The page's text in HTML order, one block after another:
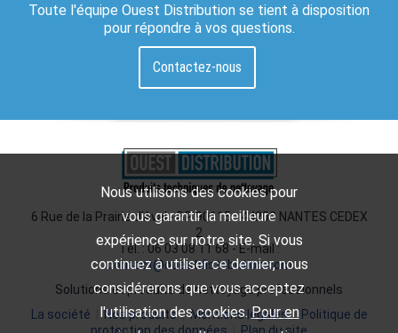
Toute l'équipe Ouest Distribution se tient à disposition
pour répondre à vos questions.
Contactez-nous
6 Rue de la Prairie d'Aval - BP 90115 - 44200 NANTES CEDEX
2
Tél. : 06 03 08 11 68 - E-mail :
contact@ouestdistribution.com
Solutions et produits de nettoyage professionnels
La société |Nos produits|Mentions légales| Politique de
Nous utilisons des cookies pour
vous garantir la meilleure
expérience sur notre site. Si vous
continuez à utiliser ce dernier, nous
considérerons que vous acceptez
l'utilisation des cookies.Pour en